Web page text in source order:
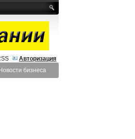
Авторизация
Новости бизнеса